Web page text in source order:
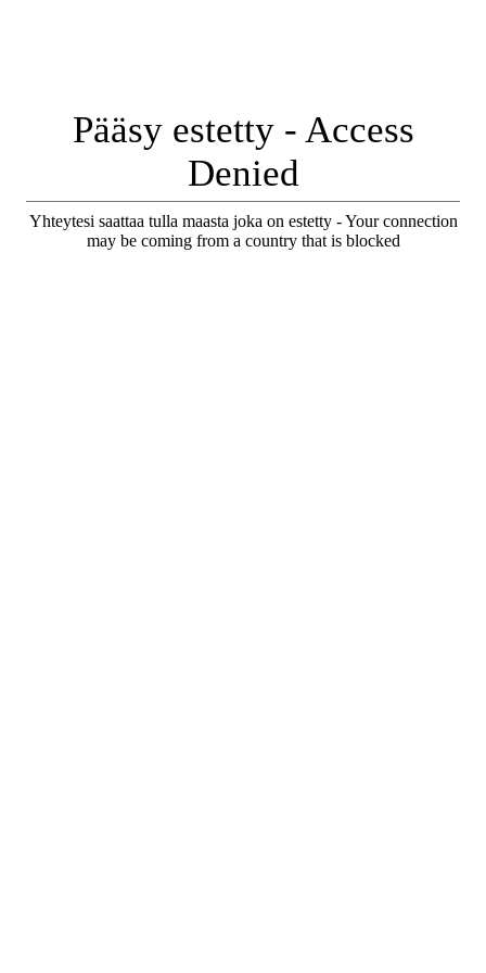
Pääsy estetty - Access
Denied
Yhteytesi saattaa tulla maasta joka on estetty - Your connection
may be coming from a country that is blocked